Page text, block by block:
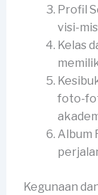
Profil
visi-
Kelas
foto-
Album
Kegunaan